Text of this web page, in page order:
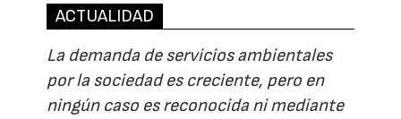
ACTUALIDAD
La demanda de servicios ambientales
por la sociedad es creciente, pero en
ningún caso es reconocida ni mediante